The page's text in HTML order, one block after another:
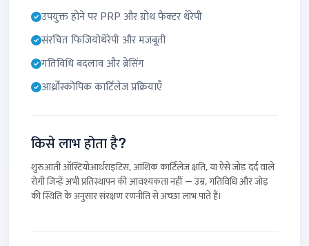
उपयुक्त होने पर PRP और ग्रोथ फैक्टर थेरेपी
संरचित फिजियोथेरेपी और मजबूती
गतिविधि बदलाव और ब्रेसिंग
आर्थ्रोस्कोपिक कार्टिलेज प्रक्रियाएँ
किसे लाभ होता है?
शुरुआती ऑस्टियोआर्थराइटिस, आंशिक कार्टिलेज क्षति, या ऐसे जोड़ दर्द वाले
रोगी जिन्हें अभी प्रतिस्थापन की आवश्यकता नहीं — उम्र, गतिविधि और जोड़
की स्थिति के अनुसार संरक्षण रणनीति से अच्छा लाभ पाते हैं।